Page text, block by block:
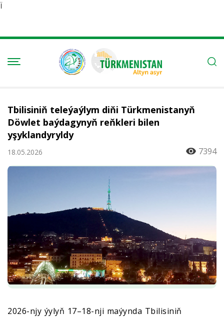
Ï
Tbilisiniň teleýaýlym diňi Türkmenistanyň
Döwlet baýdagynyň reňkleri bilen
yşyklandyryldy
18.05.2026 7394
2026-njy ýylyň 17–18-nji maýynda Tbilisiniň